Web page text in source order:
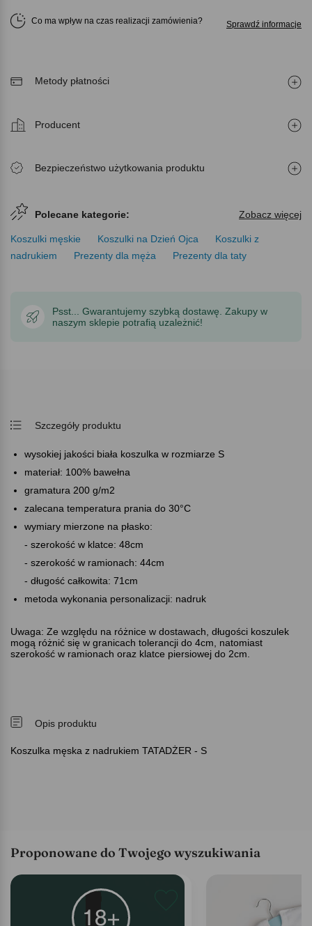
Co ma wpływ na czas realizacji zamówienia Sprawdź informacje
Metody płatności
Producent
Bezpieczeństwo użytkowania produktu
Polecane kategorie: Zobacz więcej
Koszulki męskie Koszulki na Dzień Ojca
Koszulki z
nadrukiem
Prezenty dla męża Prezenty dla taty
Psst... Gwarantujemy szybką dostawę. Zakupy w
naszym sklepie potrafią uzależnić!
Szczegóły produktu
wysokiej jakości biała koszulka w rozmiarze S
materiał: 100% bawełna
gramatura 200 g/m2
zalecana temperatura prania do 30°C
wymiary mierzone na płasko:
- szerokość w klatce: 48cm
- szerokość w ramionach: 44cm
- długość całkowita: 71cm
metoda wykonania personalizacji: nadruk
Uwaga: Ze względu na różnice w dostawach, długości koszulek
mogą różnić się w granicach tolerancji do 4cm, natomiast
szerokość w ramionach oraz klatce piersiowej do 2cm.
Opis produktu
Koszulka męska z nadrukiem TATADŻER - S
Proponowane do Twojego wyszukiwania